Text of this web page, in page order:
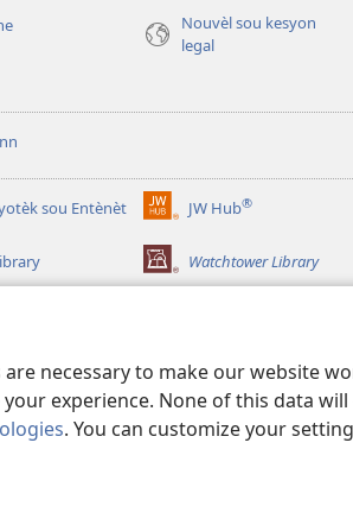
necessary to make our website
experience. None of this data will
. You can customize your
Nouvèl sou kesyon
legal
sou Entènèt JW Hub®
(opens
new
window)Watchtower Library